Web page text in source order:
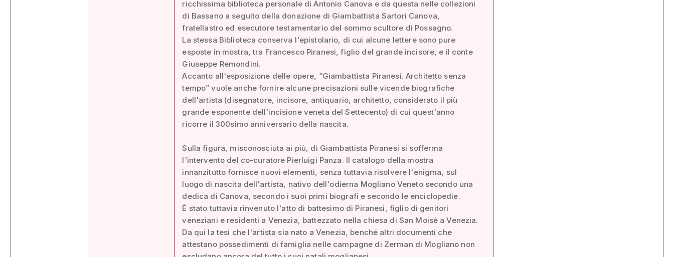
ricchissima biblioteca personale di Antonio Canova e da questa nelle collezioni
di Bassano a seguito della donazione di Giambattista Sartori Canova,
fratellastro ed esecutore testamentario del sommo scultore di Possagno.
La stessa Biblioteca conserva l'epistolario, di cui alcune lettere sono pure
esposte in mostra, tra Francesco Piranesi, figlio del grande incisore, e il conte
Giuseppe Remondini.
Accanto all'esposizione delle opere, “Giambattista Piranesi. Architetto senza
tempo” vuole anche fornire alcune precisazioni sulle vicende biografiche
dell'artista (disegnatore, incisore, antiquario, architetto, considerato il più
grande esponente dell'incisione veneta del Settecento) di cui quest'anno
ricorre il 300simo anniversario della nascita.
Sulla figura, misconosciuta ai più, di Giambattista Piranesi si sofferma
l'intervento del co-curatore Pierluigi Panza. Il catalogo della mostra
innanzitutto fornisce nuovi elementi, senza tuttavia risolvere l'enigma, sul
luogo di nascita dell'artista, nativo dell'odierna Mogliano Veneto secondo una
dedica di Canova, secondo i suoi primi biografi e secondo le enciclopedie.
È stato tuttavia rinvenuto l'atto di battesimo di Piranesi, figlio di genitori
veneziani e residenti a Venezia, battezzato nella chiesa di San Moisè a Venezia.
Da qui la tesi che l'artista sia nato a Venezia, benché altri documenti che
attestano possedimenti di famiglia nelle campagne di Zerman di Mogliano non